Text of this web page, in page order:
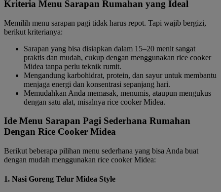
Kriteria Menu Sarapan Rumahan yang Ideal
Memilih menu sarapan pagi tidak harus repot. Tapi wajib bergizi,
berikut kriterianya:
Sarapan yang bisa disiapkan dalam 15–20 menit sangat
praktis dan mudah, cukup dengan menggunakan rice cooker
Midea tanpa perlu teknik rumit.
Mengandung karbohidrat, protein, dan sayur untuk membantu
menjaga energi dan konsentrasi sepanjang hari.
Memudahkan Anda memasak, menumis, ataupun mengukus
dengan satu alat, misalnya rice cooker Midea.
Ide Menu Sarapan Pagi Sederhana Rumahan
Dengan Rice Cooker Midea
Berikut beberapa pilihan menu sederhana yang bisa Anda buat
dengan mudah menggunakan rice cooker Midea:
1. Nasi Goreng Telur Midea Style